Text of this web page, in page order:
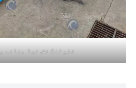
فلوٹنگ فش فیڈ بنانے